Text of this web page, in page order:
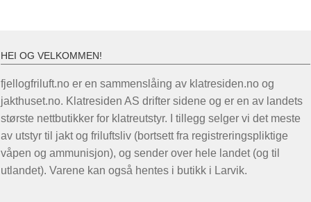
HEI OG VELKOMMEN!
fjellogfriluft.no er en sammenslåing av klatresiden.no og
jakthuset.no. Klatresiden AS drifter sidene og er en av landets
største nettbutikker for klatreutstyr. I tillegg selger vi det meste
av utstyr til jakt og friluftsliv (bortsett fra registreringspliktige
våpen og ammunisjon), og sender over hele landet (og til
utlandet). Varene kan også hentes i butikk i Larvik.